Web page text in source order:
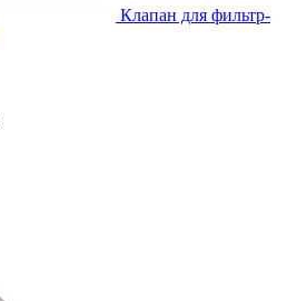
Клапан для фильтр-